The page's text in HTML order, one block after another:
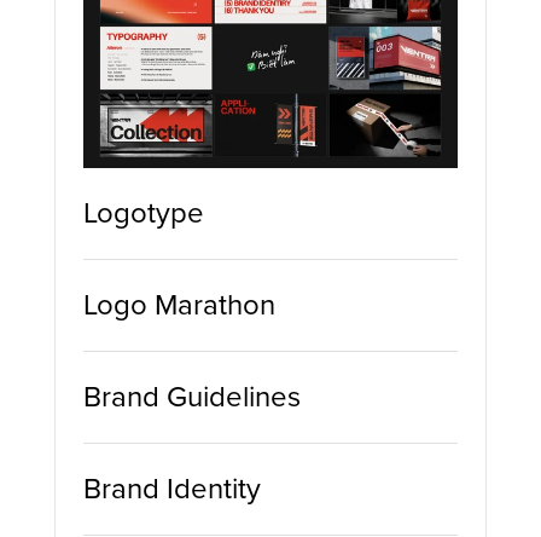
Logotype
Logo Marathon
Brand Guidelines
Brand Identity